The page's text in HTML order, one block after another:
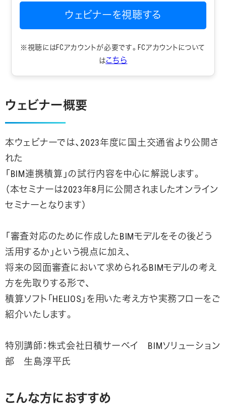
ウェビナーを視聴する
※視聴にはFCアカウントが必要です。FCアカウントについて
はこちら
ウェビナー概要
本ウェビナーでは、2023年度に国土交通省より公開さ
れた
「BIM連携積算」の試行内容を中心に解説します。
（本セミナーは2023年8月に公開されましたオンライン
セミナーとなります）
「審査対応のために作成したBIMモデルをその後どう
活用するか」という視点に加え、
将来の図面審査において求められるBIMモデルの考え
方を先取りする形で、
積算ソフト「HELIOS」を用いた考え方や実務フローをご
紹介いたします。
特別講師：株式会社日積サーベイ BIMソリューション
部 生島淳平氏
こんな方におすすめ